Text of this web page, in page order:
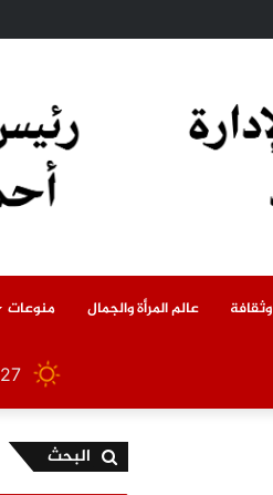
عاجلة لأسرة العامل المتوفى
عالم المرأة والجمال منوعات
27
البحث